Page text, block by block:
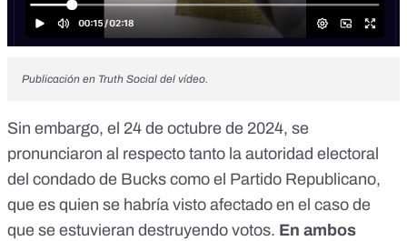
Publicación en Truth Social del vídeo.
Sin embargo, el 24 de octubre de 2024, se
pronunciaron al respecto tanto la autoridad electoral
del condado de Bucks como el Partido Republicano,
que es quien se habría visto afectado en el caso de
que se estuvieran destruyendo votos. En ambos